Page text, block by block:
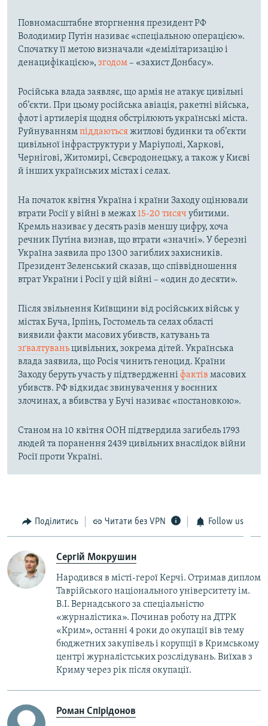
Повномасштабне вторгнення президент РФ
Володимир Путін називає «спеціальною операцією».
Спочатку її метою визначали «демілітаризацію і
денацифікацією», згодом– «захист Донбасу».
Російська влада заявляє, що армія не атакує цивільні
об’єкти. При цьому російська авіація, ракетні війська,
флот і артилерія щодня обстрілюють українські міста.
Руйнуваннямпіддаютьсяжитлові будинки та об’єкти
цивільної інфраструктури у Маріуполі, Харкові,
Чернігові, Житомирі, Сєвєродонецьку, а також у Києві
й інших українських містах і селах.
На початок квітня Україна і країни Заходу оцінювали
втрати Росії у війні в межах 15-20 тисяч убитими.
Кремль називає у десять разів меншу цифру, хоча
речник Путіна визнав, що втрати «значні». У березні
Україна заявила про 1300 загиблих захисників.
Президент Зеленський сказав, що співвідношення
втрат України і Росії у цій війні – «один до десяти».
Після звільнення Київщини від російських військ у
містах Буча, Ірпінь, Гостомель та селах області
виявили факти масових убивств, катувань та
зґвалтуваньцивільних, зокрема дітей. Українська
влада заявила, що Росія чинить геноцид. Країни
Заходу беруть участь у підтвердженні фактів масових
убивств. РФ відкидає звинувачення у воєнних
злочинах, а вбивства у Бучі називає «постановкою».
Станом на 10 квітня ООН підтвердила загибель 1793
людей та поранення 2439 цивільних внаслідок війни
Росії проти Україні.
Поділитись Читати без VPN Follow us
Сергій Мокрушин
Народився в місті-герої Керчі. Отримав диплом
Таврійського національного університету ім.
В.І. Вернадського за спеціальністю
«журналістика». Починав роботу на ДТРК
«Крим», останні 4 роки до окупації вів тему
бюджетних закупівель і корупції в Кримському
центрі журналістських розслідувань. Виїхав з
Криму через рік після окупації.
Роман Спірідонов